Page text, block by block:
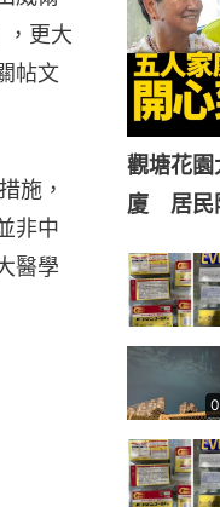
，更大
帖文
施，
非中
醫學
觀塘花
廈 居民